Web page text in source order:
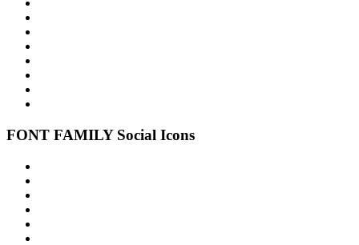
FONT FAMILY Social Icons